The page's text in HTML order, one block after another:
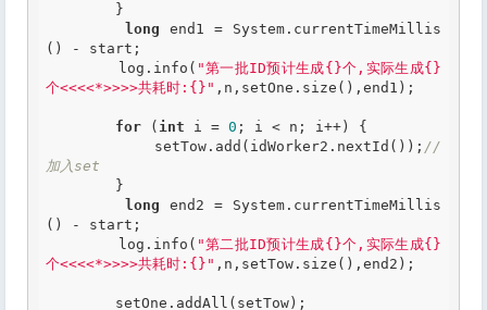
long end1 = System.currentTimeMillis
() - start;
        log.info(
"第一批ID预计生成{}个,实际生成{}
个<<<<*>>>>共耗时:{}" ,n,setOne.size(),end1);
for ( int i = 0 ; i < n; i++) {
            setTow.add(idWorker2.nextId());
//
加入set
long end2 = System.currentTimeMillis
() - start;
        log.info(
"第二批ID预计生成{}个,实际生成{}
个<<<<*>>>>共耗时:{}" ,n,setTow.size(),end2);